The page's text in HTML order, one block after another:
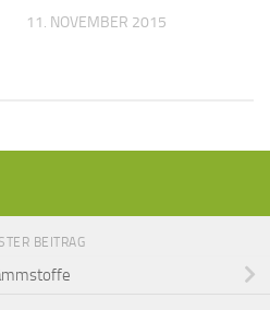
11. NOVEMBER 2015
BEITRAG